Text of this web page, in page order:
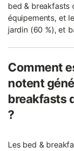
bed & breakfasts
équipements, et
jardin (60 %), et
Comment
notent
breakfasts
?
Les bed &